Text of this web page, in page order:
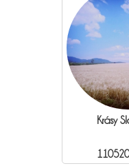
Krásy